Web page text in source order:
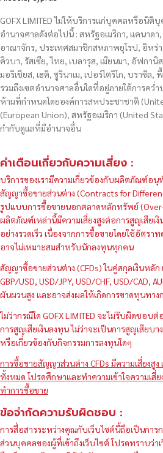
GOFX LIMITED ไม่ให้บริการแก่บุคคลหรือนิ
อำนาจศาลดังต่อไปนี้ : สหรัฐอเมริกา, แคนาด
อาณาจักร, ประเทศสมาชิกสหภาพยุโรป, อิหร่า
คิวบา, รัสเซีย, ไทย, เบลารุส, เมียนมา, อัฟกานิ
มอริเชียส, เฮติ, ซูรินาเม, เปอร์โตริโก, บราซิล
รวมถึงเขตอำนาจศาลอื่นใดที่อยู่ภายใต้การคว่
ห้ามที่กำหนดโดยองค์การสหประชาชาติ
(European Union), สหรัฐอเมริกา (United
กำกับดูแลที่มีอำนาจอื่น
คำเตือนเกี่ยวกับความเสี่ยง :
บริการของเรามีความเกี่ยวข้องกับผลิตภัณฑ์อนุ
สัญญาซื้อขายส่วนต่าง (Contracts for
รูปแบบการซื้อขายนอกตลาดหลักทรัพย์
ผลิตภัณฑ์เหล่านี้มีความเสี่ยงสูงต่อการสูญเสีย
อย่างรวดเร็ว เนื่องจากการซื้อขายโดยใช้อัตรา
อาจไม่เหมาะสมสำหรับนักลงทุนทุกคน
สัญญาซื้อขายส่วนต่าง (CFDs) ในคู่สกุลเงินหลัก
GBP/USD, USD/JPY, USD/CHF, USD/CAD,
ผันผวนสูง และอาจส่งผลให้เกิดการขาดทุนทาง
ไม่ว่ากรณีใด GOFX LIMITED จะไม่รับผิดชอ
การสูญเสียเงินลงทุน ไม่ว่าจะเป็นการสูญเสียบ
หรือเกี่ยวข้องกับกิจกรรมการลงทุนใดๆ
การซื้อขายสัญญาส่วนต่าง CFDs มีความเสี่ยงสู
ทั้งหมด โปรดศึกษาและทำความเข้าใจความเสี่
ทำการซื้อขาย
ข้อจำกัดความรับผิดชอบ :
การสื่อสารระหว่างคุณกับเว็บไซต์นี้ถือเป็นการ
ส่วนบุคคลของผู้ที่เข้าถึงเว็บไซต์ โปรดทราบว่